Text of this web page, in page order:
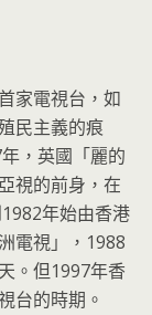
家電視台，如
民主義的痕
，英國「麗的
視的前身，在
年始由香港
電視」，1988
。但1997年香
台的時期。